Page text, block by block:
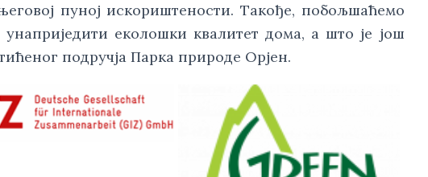
пуној искориштености. Такође, побољшаћемо
еколошки квалитет дома, а што је још
подручја Парка природе Орјен.